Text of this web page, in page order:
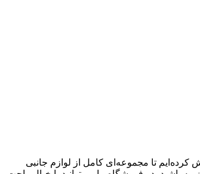
کرده‌ایم تا مجموعه‌ای کامل از لوازم جانبی